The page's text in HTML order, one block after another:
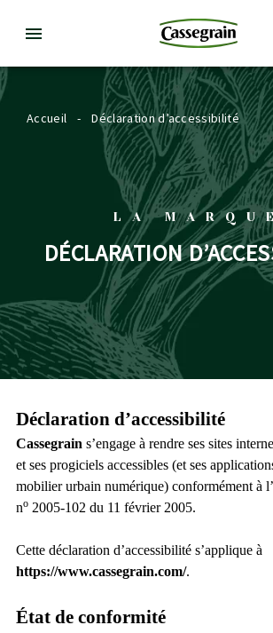
Accueil - Déclaration d’accessibilité
LA
DÉCLARATION
Déclaration d’accessibilité
Cassegrain s’engage à rendre ses sites
et ses progiciels accessibles (et ses
mobilier urbain numérique) conformément à
no 2005-102 du 11 février 2005.
Cette déclaration d’accessibilité s’applique à
https://www.cassegrain.com/.
État de conformité